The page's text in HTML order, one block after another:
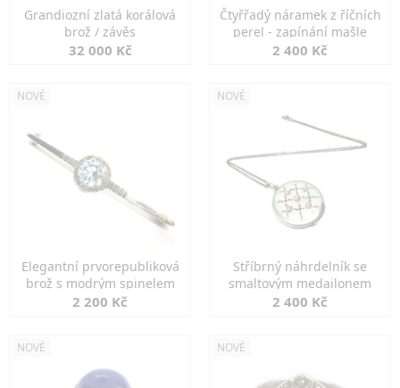
Grandiozní zlatá korálová
brož / závěs
32 000 Kč
Čtyřřadý náramek z říčních
perel - zapínání mašle
2 400 Kč
NOVÉ
Elegantní prvorepubliková
brož s modrým spinelem
2 200 Kč
NOVÉ
Stříbrný náhrdelník se
smaltovým medailonem
2 400 Kč
NOVÉ NOVÉ